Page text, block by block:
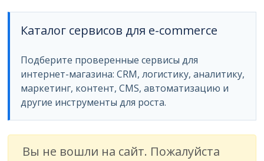
технологиях,
соцсетях
Портал
онлайн-
торговле,
сервисах
Каталог сервисов для e-commerce
Подберите проверенные сервисы для
интернет-магазина: CRM, логистику, аналитику,
маркетинг, контент, CMS, автоматизацию и
другие инструменты для роста.
Вы не вошли на сайт. Пожалуйста